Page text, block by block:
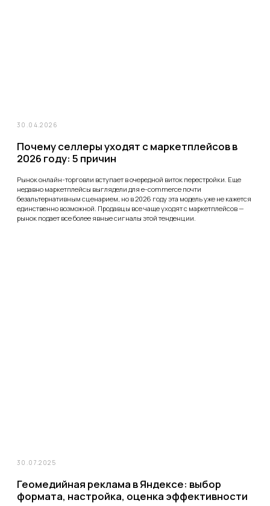
22.02.2023
SEO-продвижение карточек товаров на
маркетплейсах: практические советы и
лайфхаки
заблокировал блогерам из России возможность зарабатывать на
просмотрах видео и показах рекламы, пропал экономический смысл
«пилить» новый контент.